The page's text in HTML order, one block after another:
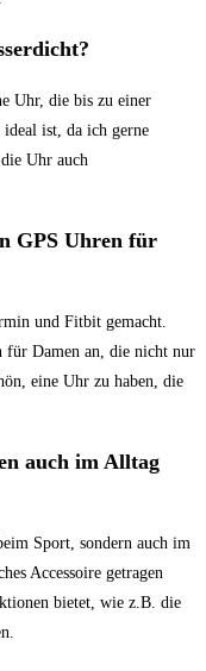
Uhr, ⁣die bis zu einer
ist, da ich gerne
Uhr auch
GPS Uhren für
und Fitbit ‌gemacht.
für Damen an, die nicht nur
eine Uhr ⁢zu haben, die‌
‌auch im Alltag
Sport, sondern auch im‍
Accessoire getragen
⁣bietet, wie z.B. die‌